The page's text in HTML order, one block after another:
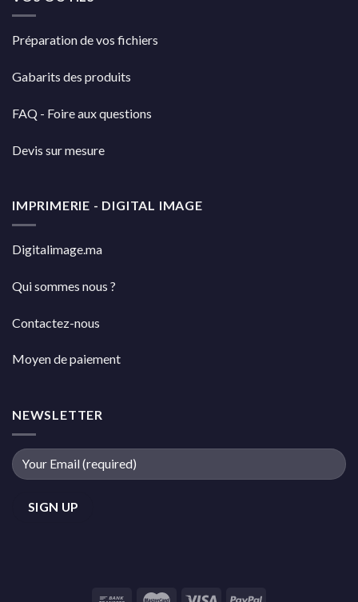
Préparation de vos fichiers
Gabarits des produits
FAQ - Foire aux questions
Devis sur mesure
IMPRIMERIE - DIGITAL IMAGE
Digitalimage.ma
Qui sommes nous ?
Contactez-nous
Moyen de paiement
NEWSLETTER